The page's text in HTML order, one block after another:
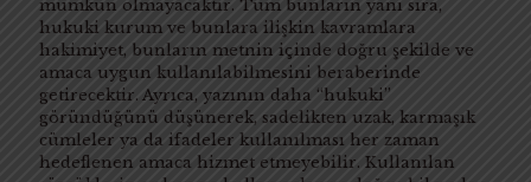
mümkün olmayacaktır. Tüm bunların yanı sıra,
hukuki kurum ve bunlara ilişkin kavramlara
hakimiyet, bunların metnin içinde doğru şekilde ve
amaca uygun kullanılabilmesini beraberinde
getirecektir. Ayrıca, yazının daha “hukuki”
göründüğünü düşünerek, sadelikten uzak, karmaşık
cümleler ya da ifadeler kullanılması her zaman
hedeflenen amaca hizmet etmeyebilir. Kullanılan